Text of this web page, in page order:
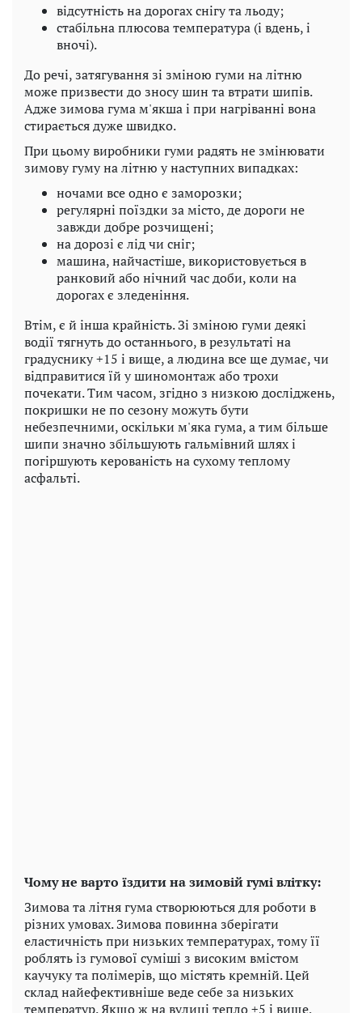
відсутність на дорогах снігу та льоду;
стабільна плюсова температура (і вдень, і
вночі).
До речі, затягування зі зміною гуми на літню
може призвести до зносу шин та втрати шипів.
Адже зимова гума м'якша і при нагріванні вона
стирається дуже швидко.
При цьому виробники гуми радять не змінювати
зимову гуму на літню у наступних випадках:
ночами все одно є заморозки;
регулярні поїздки за місто, де дороги не
завжди добре розчищені;
на дорозі є лід чи сніг;
машина, найчастіше, використовується в
ранковий або нічний час доби, коли на
дорогах є зледеніння.
Втім, є й інша крайність. Зі зміною гуми деякі
водії тягнуть до останнього, в результаті на
градуснику +15 і вище, а людина все ще думає, чи
відправитися їй у шиномонтаж або трохи
почекати. Тим часом, згідно з низкою досліджень,
покришки не по сезону можуть бути
небезпечними, оскільки м'яка гума, а тим більше
шипи значно збільшують гальмівний шлях і
погіршують керованість на сухому теплому
асфальті.
Чому не варто їздити на зимовій гумі влітку:
Зимова та літня гума створюються для роботи в
різних умовах. Зимова повинна зберігати
еластичність при низьких температурах, тому її
роблять із гумової суміші з високим вмістом
каучуку та полімерів, що містять кремній. Цей
склад найефективніше веде себе за низьких
температур. Якщо ж на вулиці тепло +5 і вище,